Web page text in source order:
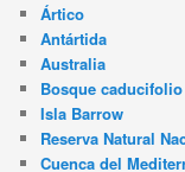
Ártico
Antártida
Australia
Bosque
Isla Barrow
Reserva Natural
Cuenca del